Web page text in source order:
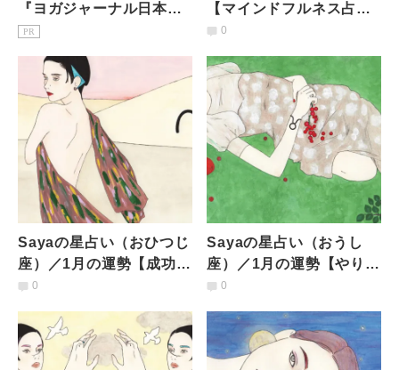
『ヨガジャーナル日本
版』予約購読のご案内
PR
【マインドフルネス占星
術】12星座共通／1月の
0
Sayaの星占い（おひつじ
座）／1月の運勢【成功を
目指しつつも迷いが。理
0
Sayaの星占い（おうし
座）／1月の運勢【やりた
いことやリスキリングの
て】
0